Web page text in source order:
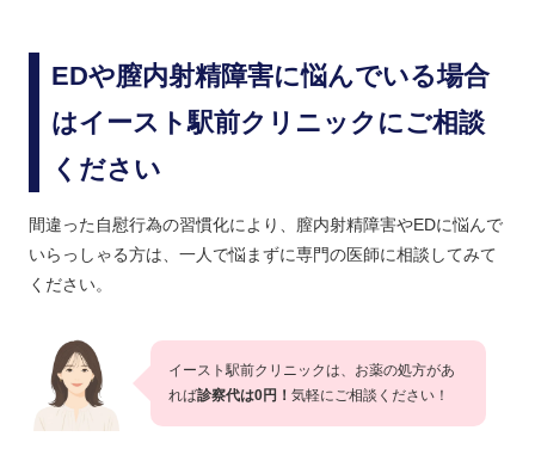
EDや膣内射精障害に悩んでいる場合
はイースト駅前クリニックにご相談
ください
間違った自慰行為の習慣化により、膣内射精障害やEDに悩んで
いらっしゃる方は、一人で悩まずに専門の医師に相談してみて
ください。
イースト駅前クリニックは、お薬の処方があ
れば診察代は0円！気軽にご相談ください！